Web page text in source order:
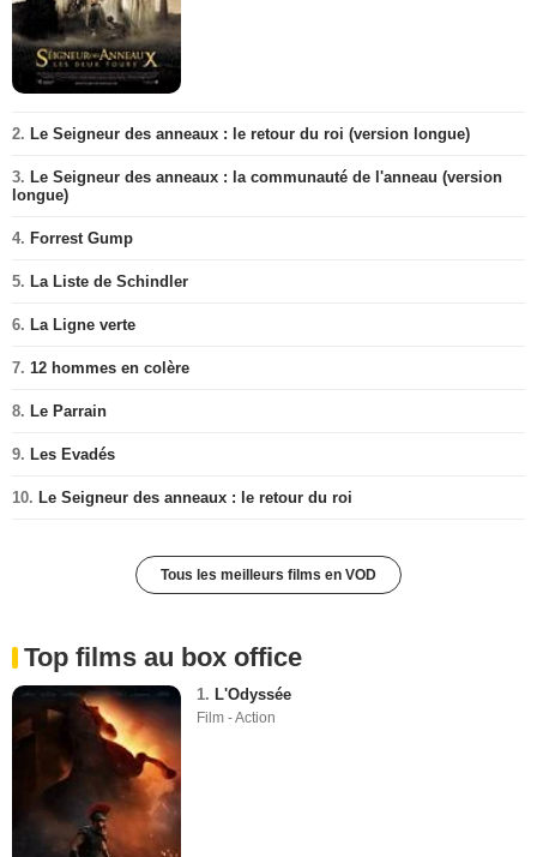
2. Le Seigneur des anneaux : le retour du roi (version longue)
3. Le Seigneur des anneaux : la communauté de l'anneau (version
longue)
4. Forrest Gump
5. La Liste de Schindler
6. La Ligne verte
7. 12 hommes en colère
8. Le Parrain
9. Les Evadés
10. Le Seigneur des anneaux : le retour du roi
Tous les meilleurs films en VOD
Top films au box office
1. L'Odyssée
Film - Action